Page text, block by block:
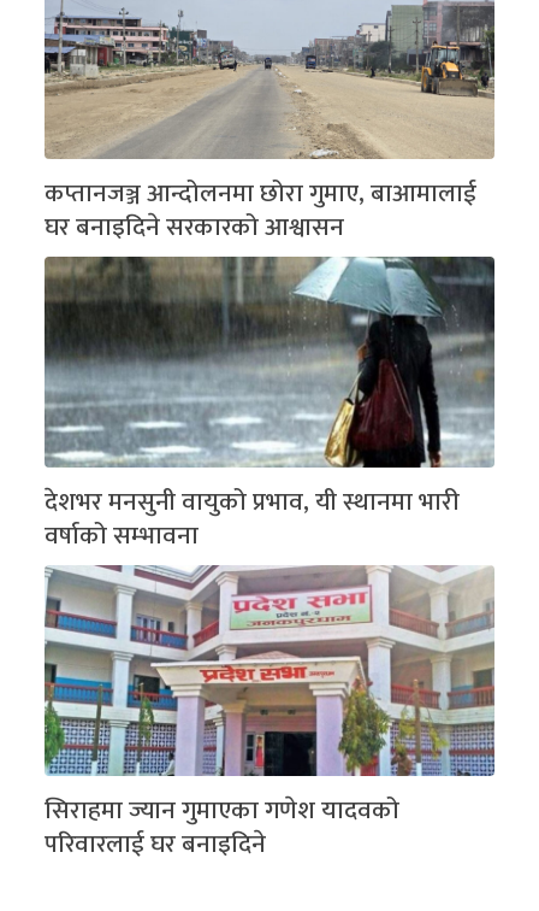
कप्तानजञ्ज आन्दोलनमा छोरा गुमाए, बाआमालाई
घर बनाइदिने सरकारको आश्वासन
देशभर मनसुनी वायुको प्रभाव, यी स्थानमा भारी
वर्षाको सम्भावना
सिराहमा ज्यान गुमाएका गणेश यादवको
परिवारलाई घर बनाइदिने